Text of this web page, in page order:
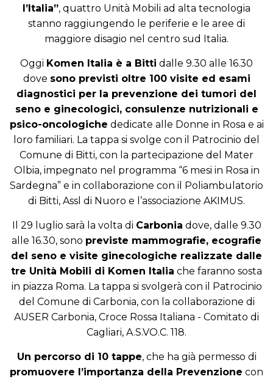
l’Italia”, quattro Unità Mobili ad alta tecnologia
stanno raggiungendo le periferie e le aree di
maggiore disagio nel centro sud Italia.
Oggi Komen Italia è a Bitti dalle 9.30 alle 16.30
dove sono previsti oltre 100 visite ed esami
diagnostici per la prevenzione dei tumori del
seno e ginecologici, consulenze nutrizionali e
psico-oncologiche dedicate alle Donne in Rosa e ai
loro familiari. La tappa si svolge con il Patrocinio del
Comune di Bitti, con la partecipazione del Mater
Olbia, impegnato nel programma “6 mesi in Rosa in
Sardegna” e in collaborazione con il Poliambulatorio
di Bitti, Assl di Nuoro e l’associazione AKIMUS.
Il 29 luglio sarà la volta di Carbonia dove, dalle 9.30
alle 16.30, sono previste mammografie, ecografie
del seno e visite ginecologiche realizzate dalle
tre Unità Mobili di Komen Italia che faranno sosta
in piazza Roma. La tappa si svolgerà con il Patrocinio
del Comune di Carbonia, con la collaborazione di
AUSER Carbonia, Croce Rossa Italiana - Comitato di
Cagliari, A.S.VO.C. 118.
Un percorso di 10 tappe, che ha già permesso di
promuovere l’importanza della Prevenzione con